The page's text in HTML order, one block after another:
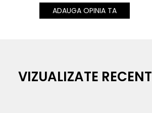
ADAUGA OPINIA TA
VIZUALIZATE RECENT